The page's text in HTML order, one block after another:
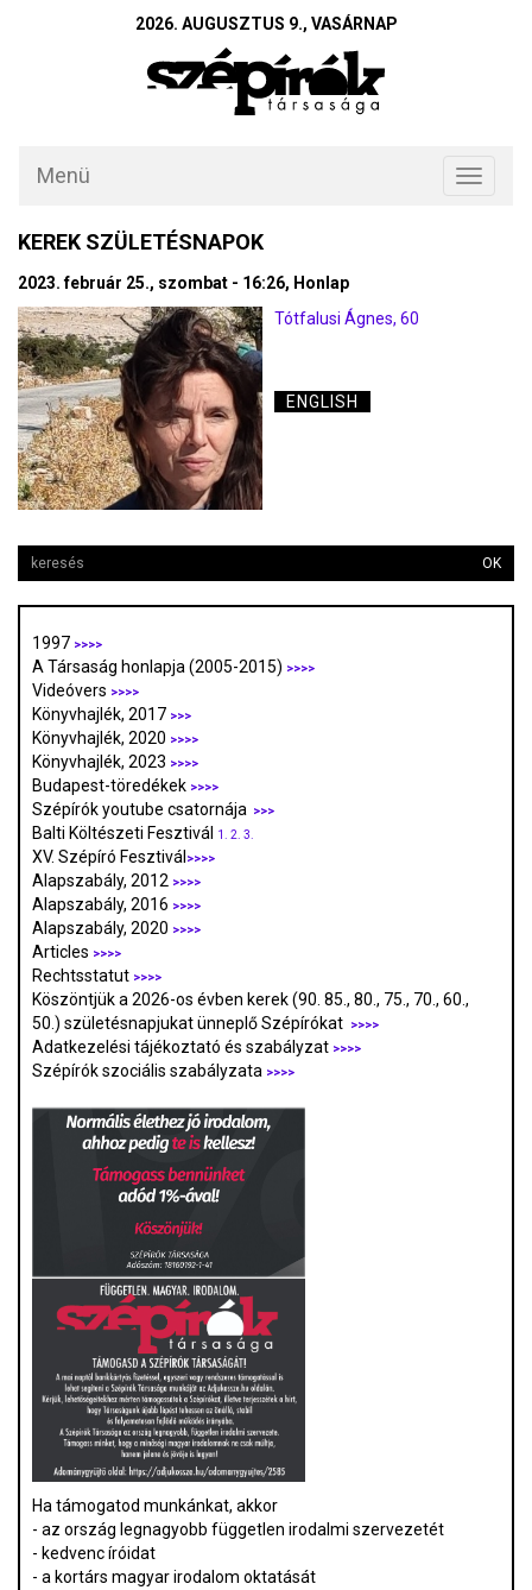
2026. AUGUSZTUS 9., VASÁRNAP
Toggle
Menü
KEREK SZÜLETÉSNAPOK
2023. február 25., szombat - 16:26, Honlap
Tótfalusi Ágnes, 60
ENGLISH
OK
1997 >>>>
A Társaság honlapja (2005-2015) >>>>
Videóvers >>>>
Könyvhajlék, 2017 >>>
Könyvhajlék, 2020 >>>>
Könyvhajlék, 2023 >>>>
Budapest-töredékek >>>>
Szépírók youtube csatornája >>>
Balti Költészeti Fesztivál 1. 2. 3.
XV. Szépíró Fesztivál >>>>
Alapszabály, 2012 >>>>
Alapszabály, 2016 >>>>
Alapszabály, 2020 >>>>
Articles >>>>
Rechtsstatut >>>>
Köszöntjük a 2026-os évben kerek (90. 85., 80., 75., 70., 60.,
50.) születésnapjukat ünneplő Szépírókat
>>>>
Adatkezelési tájékoztató és szabályzat >>>>
Szépírók szociális szabályzata >>>>
Ha támogatod munkánkat, akkor
- az ország legnagyobb független irodalmi szervezetét
- kedvenc íróidat
- a kortárs magyar irodalom oktatását